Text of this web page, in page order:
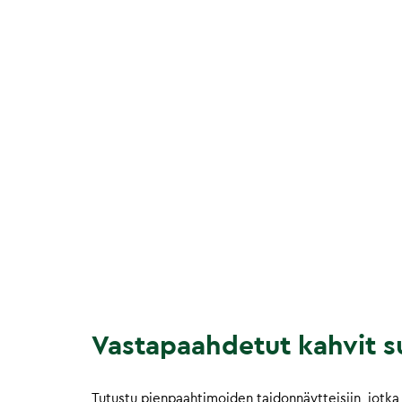
Vastapaahdetut kahvit
Tutustu pienpaahtimoiden taidonnäytteisiin,